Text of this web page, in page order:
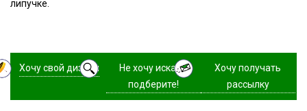
липучке.
Хочу свой дизайн
Не хочу искать,
подберите!
Хочу получать
рассылку